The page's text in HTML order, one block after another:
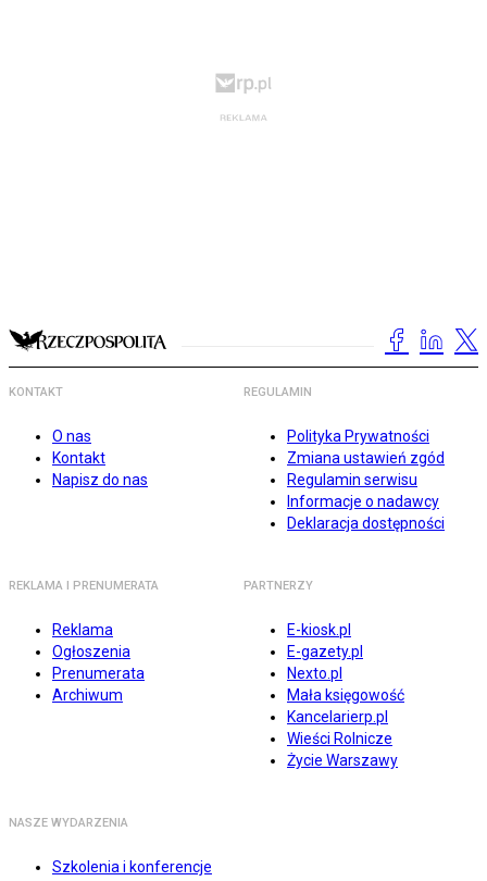
KONTAKT
O nas
Kontakt
Napisz do nas
REGULAMIN
Polityka Prywatności
Zmiana ustawień zgód
Regulamin serwisu
Informacje o nadawcy
Deklaracja dostępności
REKLAMA I PRENUMERATA
Reklama
Ogłoszenia
Prenumerata
Archiwum
PARTNERZY
E-kiosk.pl
E-gazety.pl
Nexto.pl
Mała księgowość
Kancelarierp.pl
Wieści Rolnicze
Życie Warszawy
NASZE WYDARZENIA
Szkolenia i konferencje